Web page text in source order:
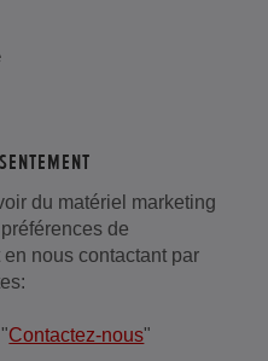
du matériel marketing
de
nous contactant par
Contactez-nous"